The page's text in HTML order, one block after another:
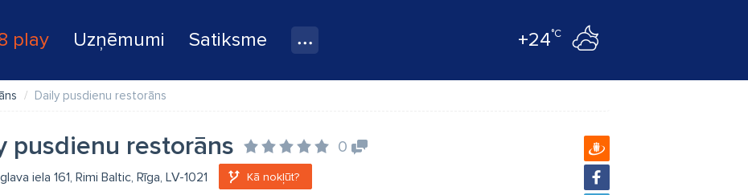
play Uzņēmumi Satiksme +24°C
Daily pusdienu restorāns
pusdienu restorāns 0
iela 161, Rimi Baltic, Rīga, LV-1021 Kā nokļūt?